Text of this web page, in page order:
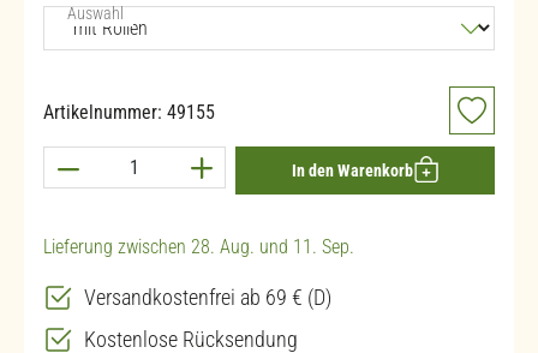
Auswahlauswählen
Artikelnummer: 49155
Produkt Anzahl: Gib den gewünschten Wert
In den Warenkorb
Lieferung zwischen 28. Aug. und 11. Sep.
Versandkostenfrei ab 69 € (D)
Kostenlose Rücksendung